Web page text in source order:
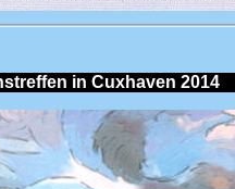
in Cuxhaven 2014